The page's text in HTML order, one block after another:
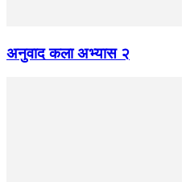
अनुवाद कला अभ्यास २